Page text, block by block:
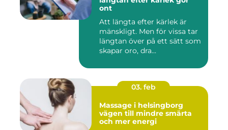
ont
Att längta efter kärlek är
mänskligt. Men för vissa tar
längtan över på ett sätt som
skapar oro, dra...
03. feb
Massage i helsingborg
vägen till mindre smärta
och mer energi